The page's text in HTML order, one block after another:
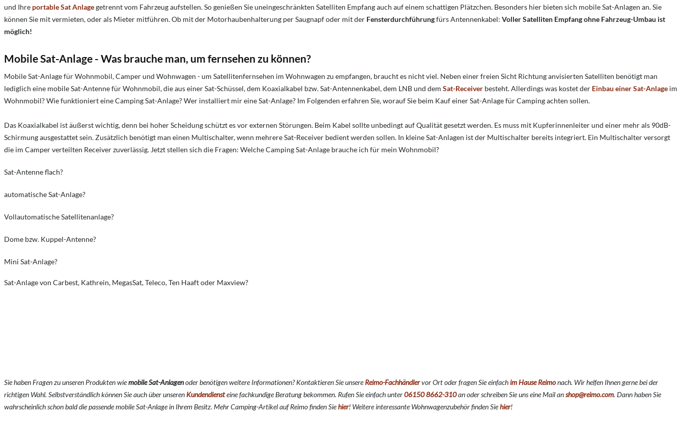
und Ihre portable Sat Anlagegetrennt vom Fahrzeug aufstellen. So genießen Sie uneingeschränkten Satelliten Empfang auch auf einem schattigen Plätzchen. Besonders hier bieten sich mobile Sat-Anlagen an. Sie
können Sie mit vermieten, oder als Mieter mitführen. Ob mit der Motorhaubenhalterung per Saugnapf oder mit der Fensterdurchführungfürs Antennenkabel: Voller Satelliten Empfang ohne Fahrzeug-Umbau ist
möglich!
Mobile Sat-Anlage - Was brauche man, um fernsehen zu können?
Mobile Sat-Anlage für Wohnmobil, Camper und Wohnwagen - um Satellitenfernsehen im Wohnwagen zu empfangen, braucht es nicht viel. Neben einer freien Sicht Richtung anvisierten Satelliten benötigt man
lediglich eine mobile Sat-Antenne für Wohnmobil, die aus einer Sat-Schüssel, dem Koaxialkabel bzw. Sat-Antennenkabel, dem LNB und dem Sat-Receiver besteht. Allerdings was kostet der Einbau einer Sat-Anlage im
Wohnmobil? Wie funktioniert eine Camping Sat-Anlage? Wer installiert mir eine Sat-Anlage? Im Folgenden erfahren Sie, worauf Sie beim Kauf einer Sat-Anlage für Camping achten sollen.
Das Koaxialkabel ist äußerst wichtig, denn bei hoher Scheidung schützt es vor externen Störungen. Beim Kabel sollte unbedingt auf Qualität gesetzt werden. Es muss mit Kupferinnenleiter und einer mehr als 90dB-
Schirmung ausgestattet sein. Zusätzlich benötigt man einen Multischalter, wenn mehrere Sat-Receiver bedient werden sollen. In kleine Sat-Anlagen ist der Multischalter bereits integriert. Ein Multischalter versorgt
die im Camper verteilten Receiver zuverlässig. Jetzt stellen sich die Fragen: Welche Camping Sat-Anlage brauche ich für mein Wohnmobil?
Sat-Antenne flach?
automatische Sat-Anlage?
Vollautomatische Satellitenanlage?
Dome bzw. Kuppel-Antenne?
Mini Sat-Anlage?
Sat-Anlage von Carbest, Kathrein, MegasSat, Teleco, Ten Haaft oder Maxview?
Sie haben Fragen zu unseren Produkten wiemobile Sat-Anlagenoder benötigen weitere Informationen? Kontaktieren Sie unsereReimo-Fachhändlervor Ort oder fragen Sie einfachim Hause Reimonach. Wir helfen Ihnen gerne bei der
richtigen Wahl. Selbstverständlich können Sie auch über unserenKundendiensteine fachkundige Beratung bekommen. Rufen Sie einfach unter06150 8662-310an oder schreiben Sie uns eine Mail anshop@reimo.com. Dann haben Sie
wahrscheinlich schon bald die passende mobile Sat-Anlage in Ihrem Besitz. Mehr Camping-Artikel auf Reimo finden Siehier! Weitere interessante Wohnwagenzubehör finden Siehier!